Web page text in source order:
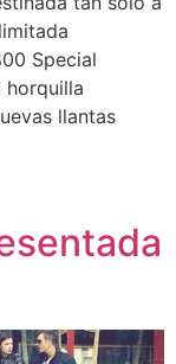
Special
horquilla
llantas